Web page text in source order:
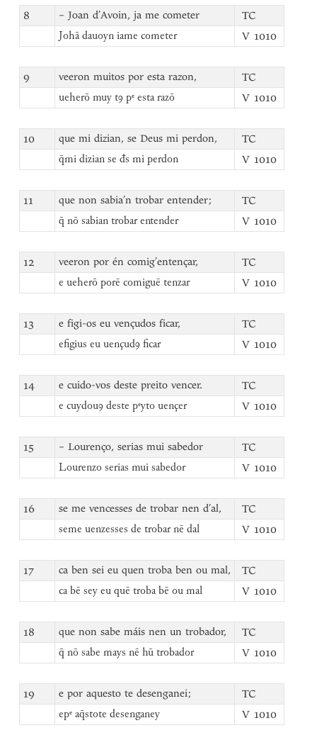
8 – Joan d’Avoin, ja me cometer TC
Johā dauoyn iame cometer V 1010
9 veeron muitos por esta razon, TC
ueherō muy tꝯ pᵉ esta razō V 1010
10 que mi dizian, se Deus mi perdon, TC
q̄mi dizian se đs mi perdon V 1010
11 que non sabia’n trobar entender; TC
q̄ nō sabian trobar entender V 1010
12 veeron por én comig’entençar, TC
e ueherō porē comiguē tenzar V 1010
13 e figi-os eu vençudos ficar, TC
efigius eu uençudꝯ ficar V 1010
14 e cuido-vos deste preito vencer. TC
e cuydouꝯ deste pᵉyto uençer V 1010
15 – Lourenço, serias mui sabedor TC
Lourenzo serias mui sabedor V 1010
16 se me vencesses de trobar nen d’al, TC
seme uenzesses de trobar nē dal V 1010
17 ca ben sei eu quen troba ben ou mal, TC
ca bē sey eu quē troba bē ou mal V 1010
18 que non sabe máis nen un trobador, TC
q̄ nō sabe mays nē hū trobador V 1010
19 e por aquesto te desenganei; TC
epᵉ aq̄stote desenganey V 1010